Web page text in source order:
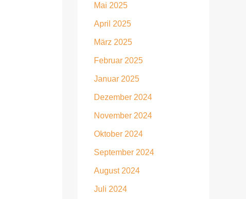
Mai 2025
April 2025
März 2025
Februar 2025
Januar 2025
Dezember 2024
November 2024
Oktober 2024
September 2024
August 2024
Juli 2024